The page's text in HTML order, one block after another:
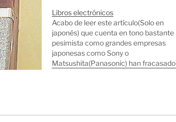
Libros electrónicos
Acabo de leer este artículo(Solo en
japonés) que cuenta en tono bastante
pesimista como grandes empresas
japonesas como Sony o
Matsushita(Panasonic) han fracasado
En…